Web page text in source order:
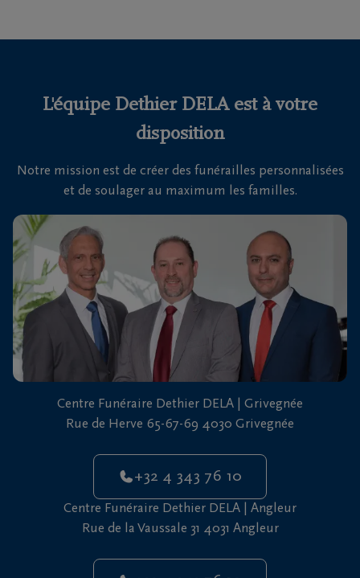
funéraires
fréquemment
Nous
sommes
là pour
vous
24h/24
+32
4
343
76
10
Grivegnée
L'équipe Dethier DELA est à votre
disposition
Notre mission est de créer des funérailles personnalisées
et de soulager au maximum les familles.
Centre Funéraire Dethier DELA | Grivegnée
Rue de Herve 65-67-69 4030 Grivegnée
+32 4 343 76 10
Centre Funéraire Dethier DELA | Angleur
Rue de la Vaussale 31 4031 Angleur